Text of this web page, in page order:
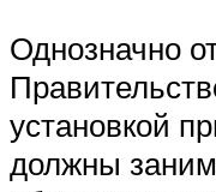
Однозначно
установкой
должны